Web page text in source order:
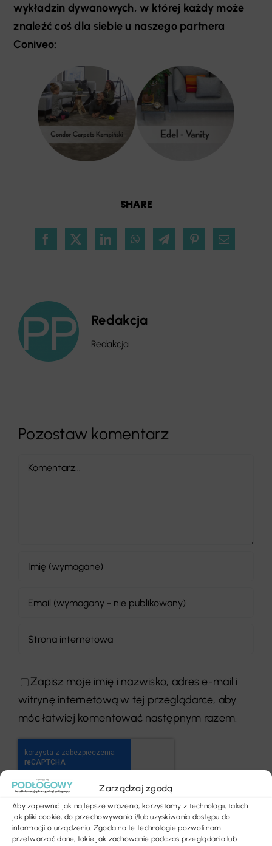
Zarządzaj zgodą
Aby zapewnić jak najlepsze wrażenia, korzystamy z technologii, takich
jak pliki cookie, do przechowywania i/lub uzyskiwania dostępu do
informacji o urządzeniu. Zgoda na te technologie pozwoli nam
przetwarzać dane, takie jak zachowanie podczas przeglądania lub
SHARE
wykładzin dywanowych, w której każdy może
znaleźć coś dla siebie u naszego partnera
Coniveo:
Redakcja
Redakcja
Pozostaw komentarz
Comment
Zapisz moje imię i nazwisko, adres e-mail i
witrynę internetową w tej przeglądarce, aby
móc łatwiej komentować następnym razem.